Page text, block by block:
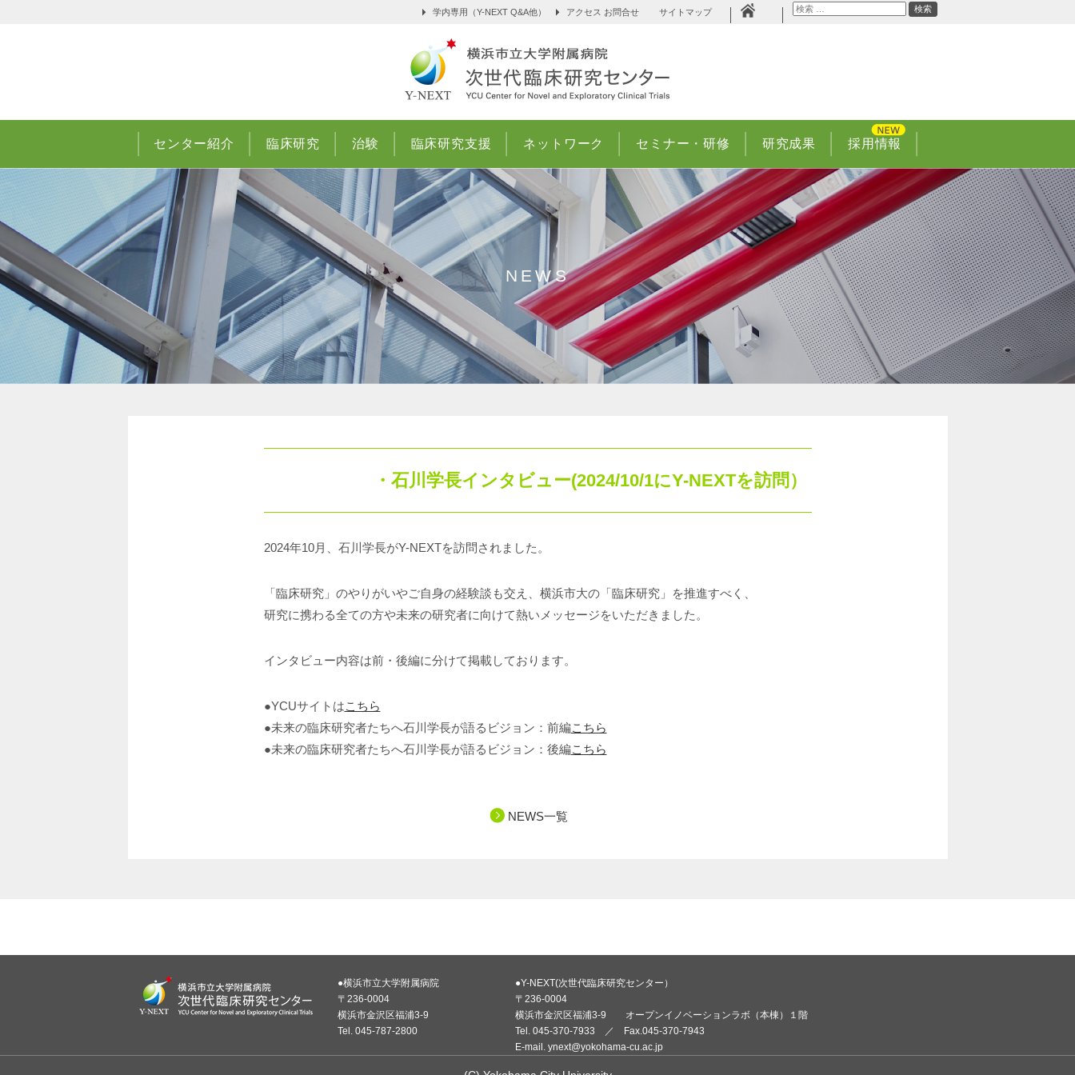
学内専用（Y-NEXT Q&A他） アクセス お問合せ サイトマップ
検
索
検索
センター紹介 臨床研究 治験 臨床研究支援 ネットワーク セミナー・研修 研究成果 採用情報
NEWS
・石川学長インタビュー(2024/10/1にY-NEXTを訪問）
2024年10月、石川学長がY-NEXTを訪問されました。
「臨床研究」のやりがいやご自身の経験談も交え、横浜市大の「臨床研究」を推進すべく、
研究に携わる全ての方や未来の研究者に向けて熱いメッセージをいただきました。
インタビュー内容は前・後編に分けて掲載しております。
●YCUサイトはこちら
●未来の臨床研究者たちへ石川学長が語るビジョン：前編こちら
●未来の臨床研究者たちへ石川学長が語るビジョン：後編こちら
NEWS一覧
●横浜市立大学附属病院
〒236-0004
横浜市金沢区福浦3-9
Tel. 045-787-2800
●Y-NEXT(次世代臨床研究センター）
〒236-0004
横浜市金沢区福浦3-9 オープンイノベーションラボ（本棟）１階
Tel. 045-370-7933 ／ Fax.045-370-7943
E-mail. ynext@yokohama-cu.ac.jp